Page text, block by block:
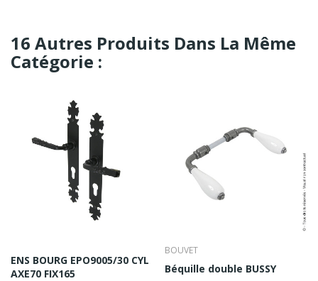
16 Autres Produits Dans La Même
Catégorie :
ENS BOURG EPO9005/30 CYL
AXE70 FIX165
BOUVET
Béquille double BUSSY